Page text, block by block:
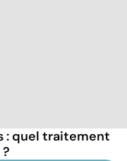
: quel traitement